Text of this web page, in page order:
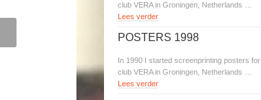
club VERA in Groningen, Netherlands …
Lees verder
POSTERS 1998
In 1990 I started screenprinting posters for
club VERA in Groningen, Netherlands …
Lees verder